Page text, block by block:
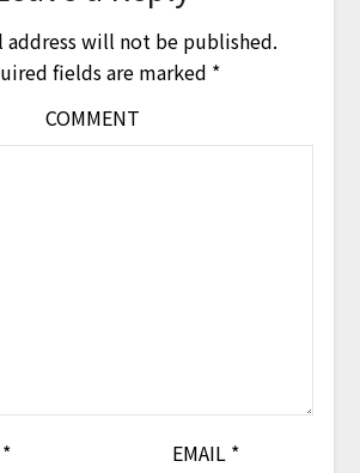
address will not be published.
fields are marked *
COMMENT
* EMAIL *